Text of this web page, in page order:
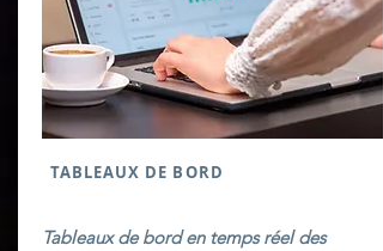
TABLEAUX DE BORD
Tableaux de bord en temps réel des